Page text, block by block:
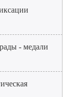
- медали